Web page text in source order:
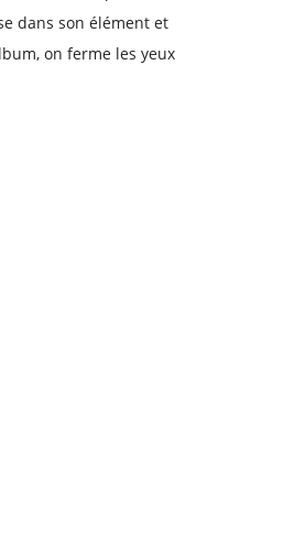
dans son élément et
on ferme les yeux